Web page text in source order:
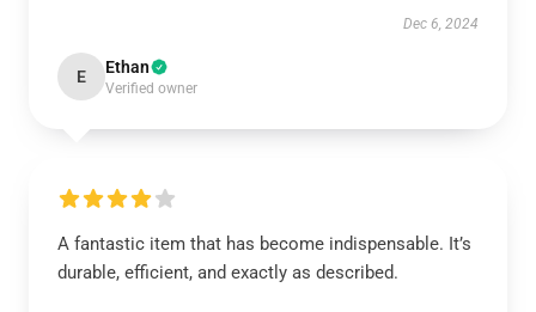
Dec 6, 2024
E Ethan
Verified owner
A fantastic item that has become indispensable. It’s
durable, efficient, and exactly as described.